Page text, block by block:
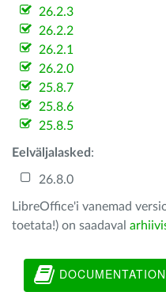
26.2.3
26.2.2
26.2.1
26.2.0
25.8.7
25.8.6
25.8.5
Eelväljalasked :
26.8.0
LibreOffice'i vanemad
toetata!) on saadaval
DOCUMENTATION